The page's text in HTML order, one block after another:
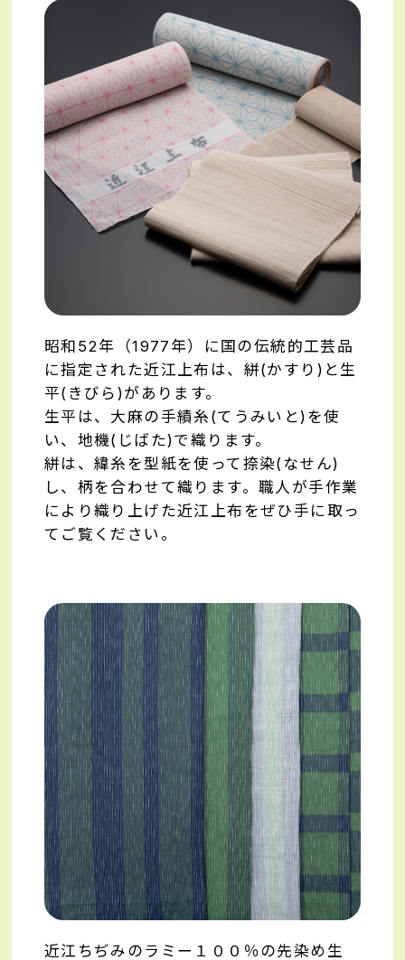
昭和52年（1977年）に国の伝統的工芸品
に指定された近江上布は、絣(かすり)と生
平(きびら)があります。
生平は、大麻の手績糸(てうみいと)を使
い、地機(じばた)で織ります。
絣は、緯糸を型紙を使って捺染(なせん)
し、柄を合わせて織ります。職人が手作業
により織り上げた近江上布をぜひ手に取っ
てご覧ください。
近江ちぢみのラミー１００％の先染め生